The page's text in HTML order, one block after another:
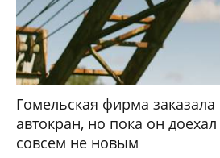
Гомельская фирма
автокран, но пока он
совсем не новым